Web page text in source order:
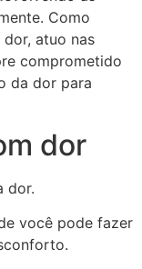
Como
atuo nas
comprometido
da dor para
dor
dor.
você pode fazer